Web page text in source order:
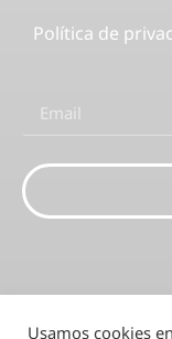
Política de
Usamos cookies